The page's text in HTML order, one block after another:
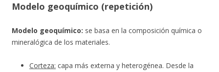
Modelo geoquímico (repetición)
Modelo geoquímico: se basa en la composición química o
mineralógica de los materiales.
Corteza: capa más externa y heterogénea. Desde la